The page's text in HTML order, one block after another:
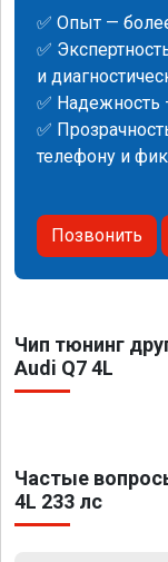
✅ Опыт —
✅
и
✅ Надежность
✅
телефону и
Позвонить
Чип тюнинг
Audi Q7 4L
Частые
4L 233 лс